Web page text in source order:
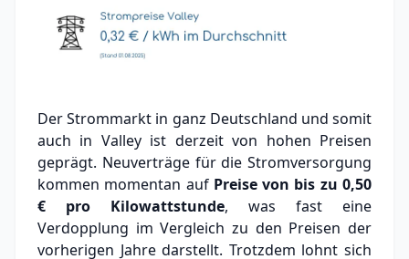
Der Strommarkt in ganz Deutschland und somit
auch in Valley ist derzeit von hohen Preisen
geprägt. Neuverträge für die Stromversorgung
kommen momentan auf Preise von bis zu0,50
€ pro Kilowattstunde, was fast eine
Verdopplung im Vergleich zu den Preisen der
vorherigen Jahre darstellt. Trotzdem lohnt sich